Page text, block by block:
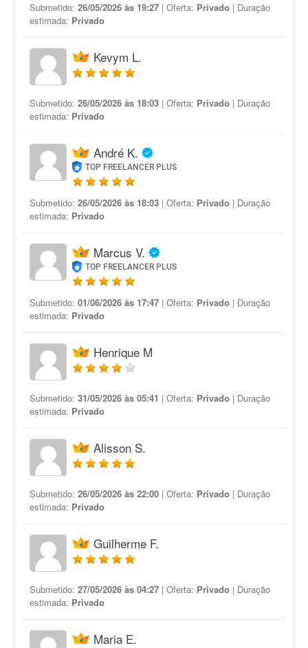
Submetido: 26/05/2026 às 19:27 | Oferta: Privado | Duração
estimada: Privado
Kevym L.
Submetido: 26/05/2026 às 18:03 | Oferta: Privado | Duração
estimada: Privado
André K.
TOP FREELANCER PLUS
Submetido: 26/05/2026 às 18:03 | Oferta: Privado | Duração
estimada: Privado
Marcus V.
TOP FREELANCER PLUS
Submetido: 01/06/2026 às 17:47 | Oferta: Privado | Duração
estimada: Privado
Henrique M
Submetido: 31/05/2026 às 05:41 | Oferta: Privado | Duração
estimada: Privado
Alisson S.
Submetido: 26/05/2026 às 22:00 | Oferta: Privado | Duração
estimada: Privado
Guilherme F.
Submetido: 27/05/2026 às 04:27 | Oferta: Privado | Duração
estimada: Privado
Maria E.